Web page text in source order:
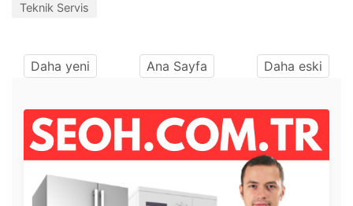
Teknik Servis
Daha yeni Ana Sayfa Daha eski